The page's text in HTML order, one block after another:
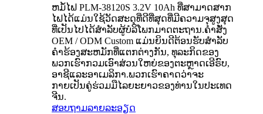
ຫມໍ້ໄຟ PLM-38120S 3.2V 10Ah ທີ່ສາມາດສາກ
ໄຟໄດ້ແມ່ນໃຊ້ວັດສະດຸທີ່ດີທີ່ສຸດທີ່ມີຄວາມຈຸສູງສຸດ
ທີ່ເປັນໄປໄດ້ສໍາລັບຜູ້ບໍລິໂພກມາດຕະຖານ.ຄໍາສັ່ງ
OEM / ODM Custom ແມ່ນຍິນດີຕ້ອນຮັບສໍາລັບ
ຄໍາຮ້ອງສະຫມັກທີ່ແຕກຕ່າງກັນ, ທຸລະກິດຂອງ
ພວກເຮົາກວມເອົາສ່ວນໃຫຍ່ຂອງຕະຫຼາດເອີຣົບ,
ອາຊີແລະອາເມລິກາ.ພວກເຮົາຄາດວ່າຈະ
ກາຍເປັນຄູ່ຮ່ວມມືໄລຍະຍາວຂອງທ່ານໃນປະເທດ
ຈີນ.
ສອບຖາມລາຍລະອຽດ